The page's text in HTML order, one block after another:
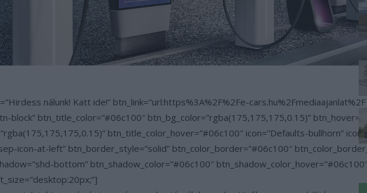
nálunk! Katt ide!” btn_link=”url:https%3A%2F%2Fe-
block” btn_title_color=”#06c100″ btn_bg_color=”rgba(175,175,175,0.15)”
btn_title_color_hover=”#06c100″ icon=”Defaults-bullhorn”
icon-at-left” btn_border_style=”solid” btn_color_border=”#06c100″
bottom” btn_shadow_color=”#06c100″